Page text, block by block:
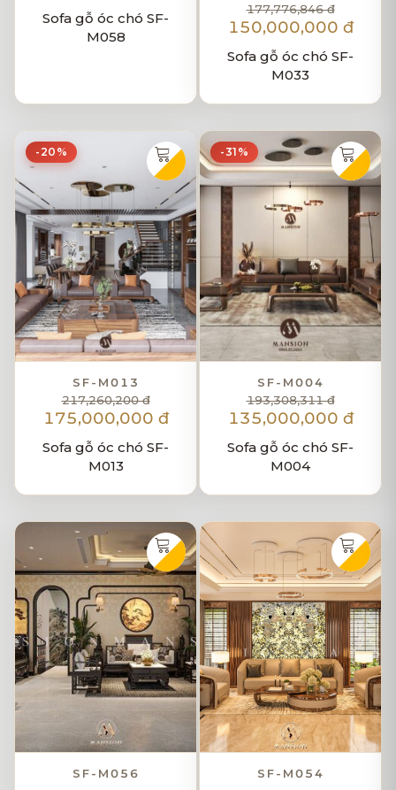
Sofa gỗ óc chó SF-
M058
177,776,846 đ
150,000,000 đ
Sofa gỗ óc chó SF-
M033
-20%
SF-M013
217,260,200 đ
175,000,000 đ
Sofa gỗ óc chó SF-
M013
-31%
SF-M004
193,308,311 đ
135,000,000 đ
Sofa gỗ óc chó SF-
M004
SF-M056 SF-M054